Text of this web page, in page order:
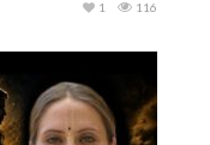
116
1